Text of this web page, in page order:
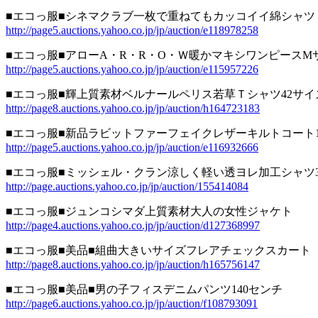
■エコっ服■シネマクラブ一枚で重ねてもカッコイイ綿シャツ
http://page5.auctions.yahoo.co.jp/jp/auction/e118978258
■エコっ服■アローA・R・R・O・Ｗ暖かマキシワンピースM
http://page5.auctions.yahoo.co.jp/jp/auction/e115957226
■エコっ服■輝上質素材ベルナールペリス若草Ｔシャツ42サイ
http://page8.auctions.yahoo.co.jp/jp/auction/h164723183
■エコっ服■新品ラビットファーフェイクレザーキルトコート
http://page5.auctions.yahoo.co.jp/jp/auction/e116932666
■エコっ服■ミッシェル・クラン涼しく軽い透ヨレ加工シャツ
http://page.auctions.yahoo.co.jp/jp/auction/155414084
■エコっ服■ジュンコシマダ上質素材大人の女性ジャケト
http://page4.auctions.yahoo.co.jp/jp/auction/d127368997
■エコっ服■美品■組曲大きいサイズフレアチェックスカート
http://page8.auctions.yahoo.co.jp/jp/auction/h165756147
■エコっ服■美品■男の子フィスデニムパンツ140センチ
http://page6.auctions.yahoo.co.jp/jp/auction/f108793091